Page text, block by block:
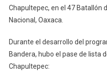
Chapultepec, en el 47 Batallón
Nacional, Oaxaca.
Durante el desarrollo del
Bandera, hubo el pase de lista
Chapultepec: